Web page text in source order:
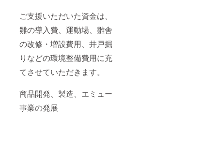
ご支援いただいた資金は、
雛の導入費、運動場、雛舎
の改修・増設費用、井戸掘
りなどの環境整備費用に充
てさせていただきます。
商品開発、製造、エミュー
事業の発展